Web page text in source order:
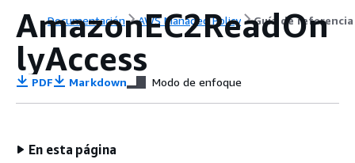
Documentación AWS Managed Policy Guía de referencia
AmazonEC2ReadOn
lyAccess
PDF Markdown Modo de enfoque
En esta página